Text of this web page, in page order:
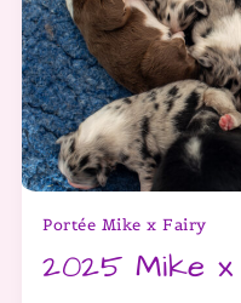
Portée Mike x Fairy
2025 Mike x